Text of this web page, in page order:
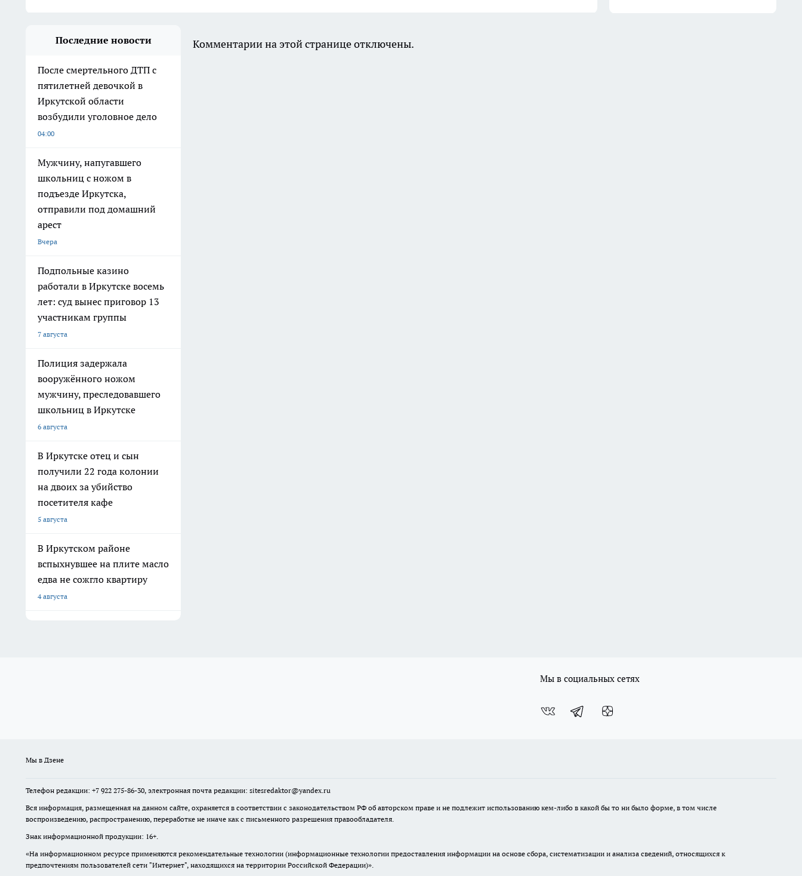
Последние новости
После смертельного ДТП с
пятилетней девочкой в
Иркутской области
возбудили уголовное дело
04:00
Мужчину, напугавшего
школьниц с ножом в
подъезде Иркутска,
отправили под домашний
арест
Вчера
Подпольные казино
работали в Иркутске восемь
лет: суд вынес приговор 13
участникам группы
7 августа
Полиция задержала
вооружённого ножом
мужчину, преследовавшего
школьниц в Иркутске
6 августа
В Иркутске отец и сын
получили 22 года колонии
на двоих за убийство
посетителя кафе
5 августа
В Иркутском районе
вспыхнувшее на плите масло
едва не сожгло квартиру
4 августа
Комментарии на этой странице отключены.
Мы в социальных сетях
Мы в Дзене
Телефон редакции: +7 922 275-86-30, электронная почта редакции: sitesredaktor@yandex.ru
Вся информация, размещенная на данном сайте, охраняется в соответствии с законодательством РФ об авторском праве и не подлежит использованию кем-либо в какой бы то ни было форме, в том числе
воспроизведению, распространению, переработке не иначе как с письменного разрешения правообладателя.
Знак информационной продукции: 16+.
«На информационном ресурсе применяются рекомендательные технологии (информационные технологии предоставления информации на основе сбора, систематизации и анализа сведений, относящихся к
предпочтениям пользователей сети "Интернет", находящихся на территории Российской Федерации)».